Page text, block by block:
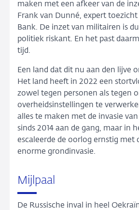
maken met een afkeer van de
Frank van Dunné, expert toezicht
Bank. De inzet van militairen is
politiek riskant. En het past
tijd.
Een land dat dit nu aan den lijve
Het land heeft in 2022 een
zowel tegen personen als tegen
overheidsinstellingen te
alles te maken met de invasie
sinds 2014 aan de gang, maar in
escaleerde de oorlog ernstig met
enorme grondinvasie.
Mijlpaal
De Russische inval in heel